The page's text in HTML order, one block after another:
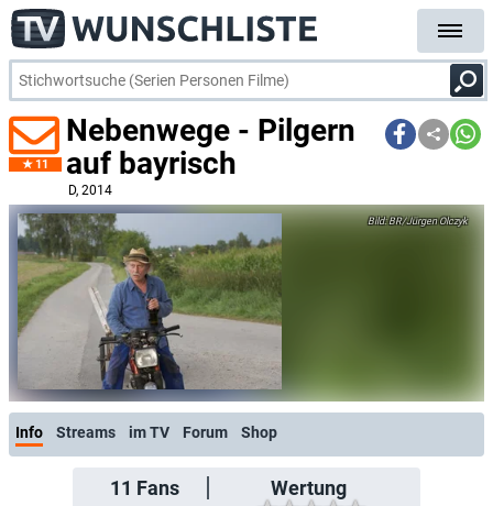
11
Nebenwege - Pilgern
auf bayrisch
D, 2014
BR/Jürgen Olczyk
Info Streams im TV Forum Shop
11 Fans Wertung